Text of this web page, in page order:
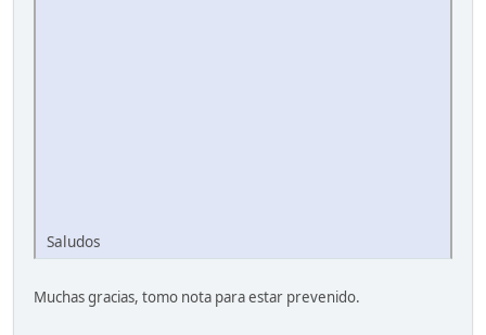
Saludos
Muchas gracias, tomo nota para estar prevenido.